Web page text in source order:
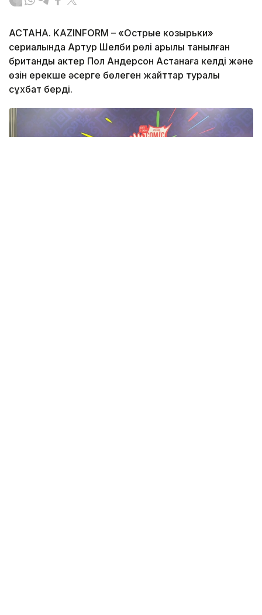
АСТАНА. KAZINFORM – «Острые козырьки»
сериалында Артур Шелби рөлі арқылы танылған
британдық актер Пол Андерсон Астанаға келді және
өзін ерекше әсерге бөлеген жайттар туралы
сұхбат берді.